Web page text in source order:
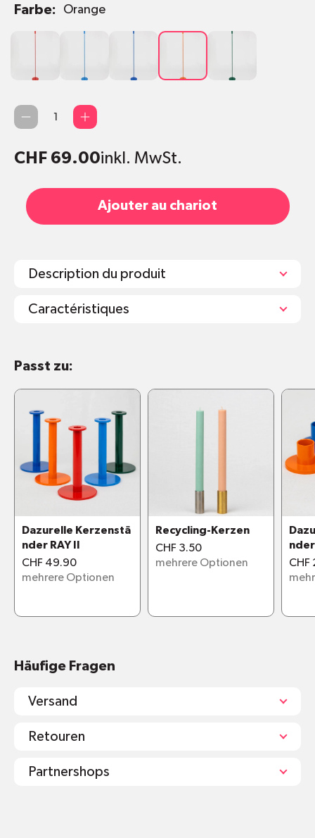
Farbe: Orange
DunkelblauOrange
Quantité
CHF 69.00inkl. MwSt.
Ajouter au chariot
Description du produit
Caractéristiques
Verfügbar in 5 verschiedenen Farben
Masse: Höhe 100 cm. Durchmesser
Bodenplatte 14 cm.
Sozial hergestellt in Zürich
Passt zu:
Dazurelle Kerzenstä
nder RAY II
CHF 49.90
mehrere Optionen
Recycling-Kerzen
CHF 3.50
mehrere Optionen
nder
CHF
Häufige Fragen
Versand
Retouren
Partnershops